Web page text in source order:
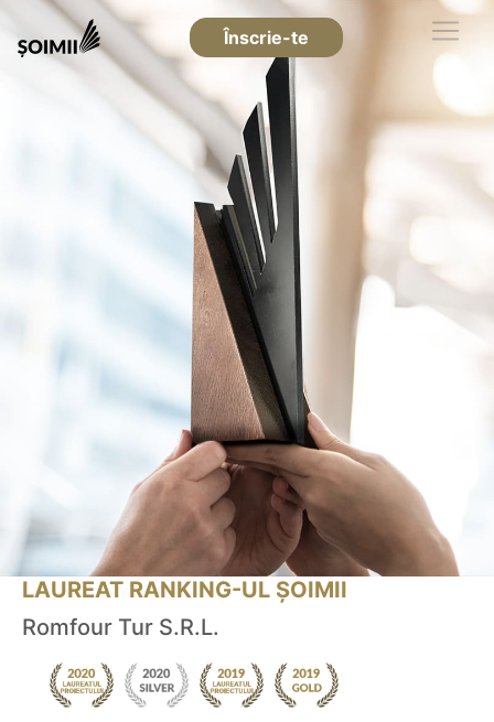
Înscrie-te
LAUREAT RANKING-UL ȘOIMII
Romfour Tur S.R.L.